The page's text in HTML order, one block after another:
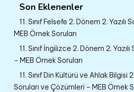
Son Eklenenler
11. Sınıf Felsefe 2. Dönem 2.
MEB Örnek Soruları
11. Sınıf İngilizce 2. Dönem 2.
– MEB Örnek Soruları
11. Sınıf Din Kültürü ve Ahlak Bilgisi
Soruları ve Çözümleri – MEB Örnek